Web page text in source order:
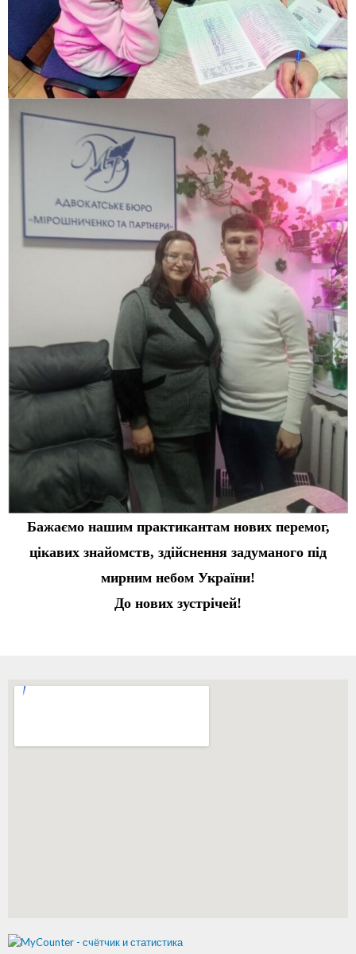
Бажаємо нашим практикантам нових перемог,
цікавих знайомств, здійснення задуманого під
мирним небом України!
До нових зустрічей!